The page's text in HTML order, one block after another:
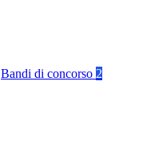
Bandi di concorso 2